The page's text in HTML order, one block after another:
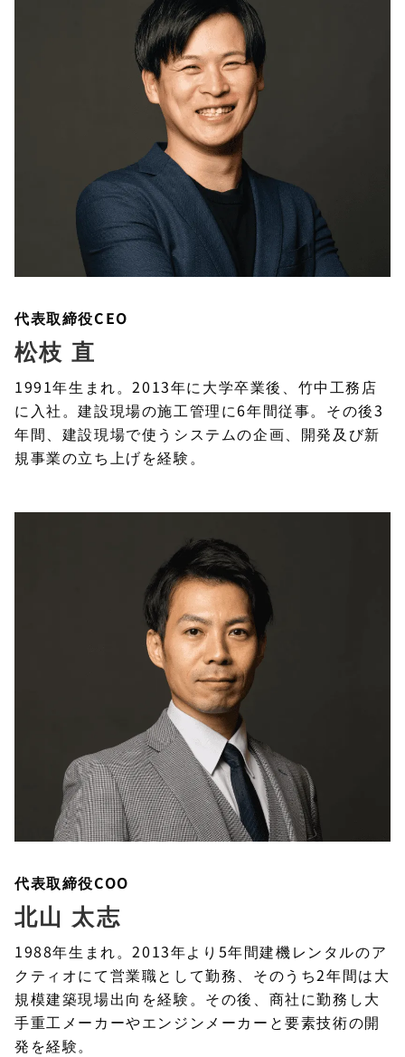
代表取締役CEO
松枝 直
1991年生まれ。2013年に大学卒業後、竹中工務店
に入社。建設現場の施工管理に6年間従事。その後3
年間、建設現場で使うシステムの企画、開発及び新
規事業の立ち上げを経験。
代表取締役COO
北山 太志
1988年生まれ。2013年より5年間建機レンタルのア
クティオにて営業職として勤務、そのうち2年間は大
規模建築現場出向を経験。その後、商社に勤務し大
手重工メーカーやエンジンメーカーと要素技術の開
発を経験。